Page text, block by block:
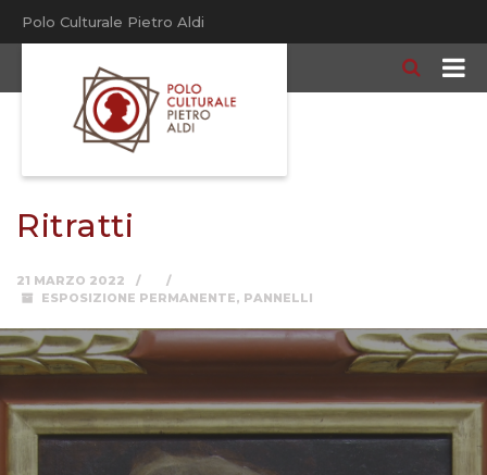
Polo Culturale Pietro Aldi
Ritratti
21 MARZO 2022
ESPOSIZIONE PERMANENTE, PANNELLI